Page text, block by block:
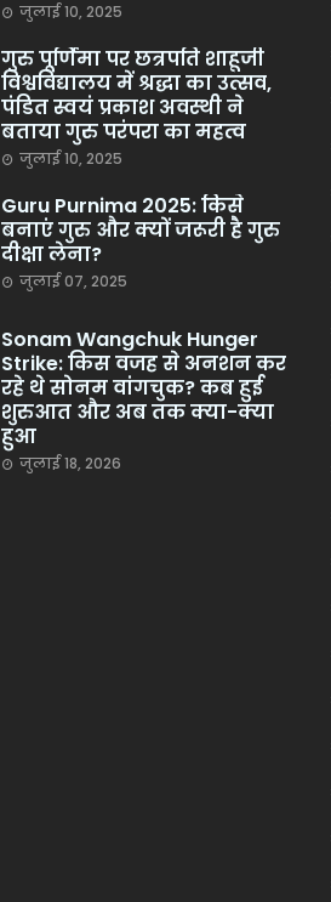
जुलाई 10, 2025
गुरु पूर्णिमा पर छत्रपति शाहूजी
विश्वविद्यालय में श्रद्धा का उत्सव,
पंडित स्वयं प्रकाश अवस्थी ने
बताया गुरु परंपरा का महत्व
जुलाई 10, 2025
Guru Purnima 2025: किसे
बनाएं गुरु और क्यों जरूरी है गुरु
दीक्षा लेना?
जुलाई 07, 2025
Sonam Wangchuk Hunger
Strike: किस वजह से अनशन कर
रहे थे सोनम वांगचुक? कब हुई
शुरुआत और अब तक क्या-क्या
हुआ
जुलाई 18, 2026